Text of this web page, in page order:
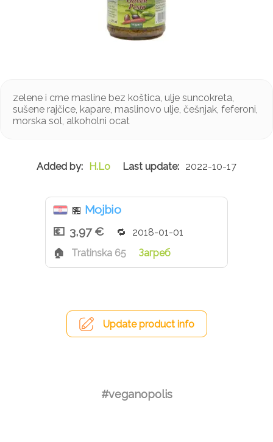
zelene i crne masline bez koštica, ulje suncokreta,
sušene rajčice, kapare, maslinovo ulje, češnjak, feferoni,
morska sol, alkoholni ocat
H.Lo 2022-10-17
🏪 Mojbio
3,97 €
2018-01-01
Tratinska 65
Загреб
Update product info
#veganopolis